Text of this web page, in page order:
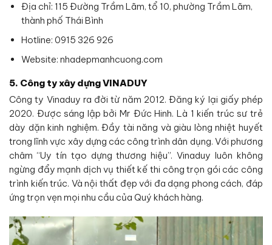
Địa chỉ: 115 Đường Trầm Lãm, tổ 10, phường Trầm Lãm,
thành phố Thái Bình
Hotline: 0915 326 926
Website: nhadepmanhcuong.com
5. Công ty xây dựng VINADUY
Công ty Vinaduy ra đời từ năm 2012. Đăng ký lại giấy phép
2020. Được sáng lập bởi Mr Đức Hinh. Là 1 kiến trúc sư trẻ
dày dặn kinh nghiệm. Đầy tài năng và giàu lòng nhiệt huyết
trong lĩnh vực xây dựng các công trình dân dụng. Với phương
châm “Uy tín tạo dựng thương hiệu”. Vinaduy luôn không
ngừng đẩy mạnh dịch vụ thiết kế thi công trọn gói các công
trình kiến trúc. Và nội thất đẹp với đa dạng phong cách, đáp
ứng trọn vẹn mọi nhu cầu của Quý khách hàng.